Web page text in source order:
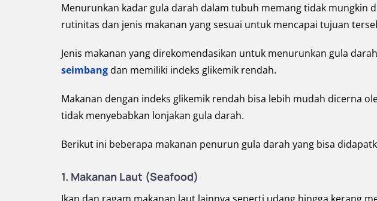
Menurunkan kadar gula darah dalam tubuh memang tidak mungkin
rutinitas dan jenis makanan yang sesuai untuk mencapai tujuan
Jenis makanan yang direkomendasikan untuk menurunkan gula
seimbang dan memiliki indeks glikemik rendah.
Makanan dengan indeks glikemik rendah bisa lebih mudah dicerna
tidak menyebabkan lonjakan gula darah.
Berikut ini beberapa makanan penurun gula darah yang bisa
1. Makanan Laut (Seafood)
Ikan dan ragam makanan laut lainnya seperti udang hingga kerang